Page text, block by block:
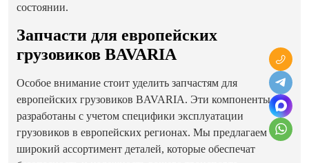
состоянии.
Запчасти для европейских
грузовиков BAVARIA
Особое внимание стоит уделить запчастям для
европейских грузовиков BAVARIA. Эти компоненты
разработаны с учетом специфики эксплуатации
грузовиков в европейских регионах. Мы предлагаем
широкий ассортимент деталей, которые обеспечат